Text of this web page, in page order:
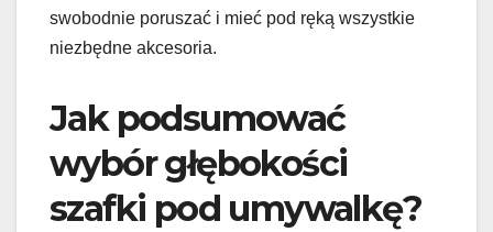
swobodnie poruszać i mieć pod ręką wszystkie
niezbędne akcesoria.
Jak podsumować
wybór głębokości
szafki pod umywalkę?